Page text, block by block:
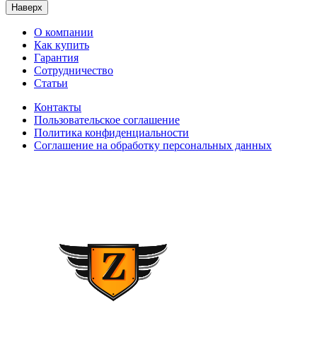
Наверх
О компании
Как купить
Гарантия
Сотрудничество
Статьи
Контакты
Пользовательское соглашение
Политика конфиденциальности
Соглашение на обработку персональных данных